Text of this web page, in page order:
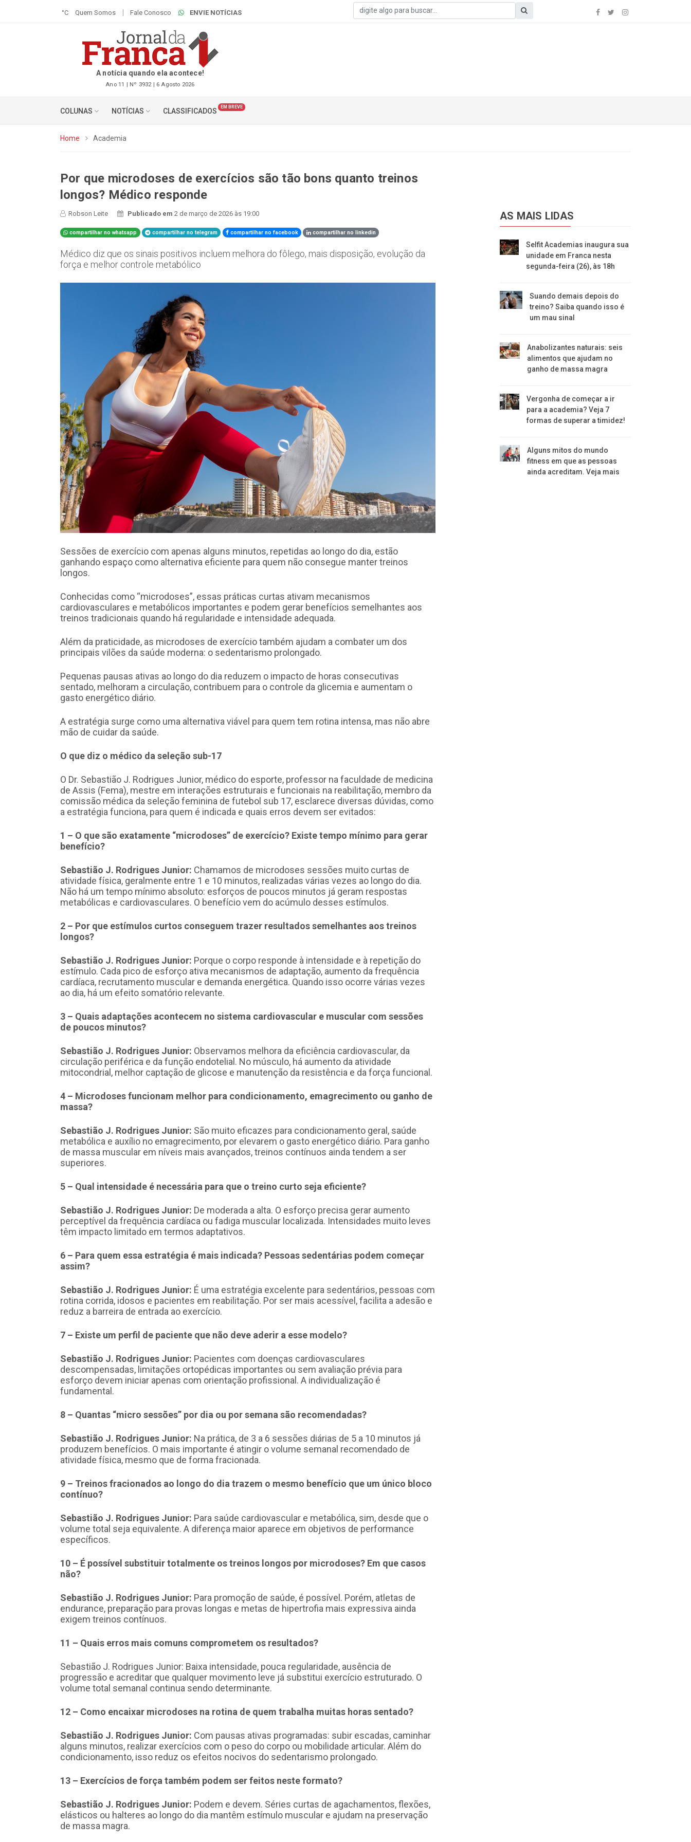
°C Quem Somos Fale Conosco ENVIE NOTÍCIAS
A notícia quando ela acontece!
Ano 11 | Nº 3932 | 6 Agosto 2026
COLUNAS NOTÍCIAS CLASSIFICADOS EM BREVE
Home Academia
Por que microdoses de exercícios são tão bons quanto treinos
longos? Médico responde
Robson Leite Publicado em2 de março de 2026 às 19:00
compartilhar no whatsapp compartilhar no telegram compartilhar no facebook compartilhar no linkedin
Médico diz que os sinais positivos incluem melhora do fôlego, mais disposição, evolução da
força e melhor controle metabólico
Sessões de exercício com apenas alguns minutos, repetidas ao longo do dia, estão
ganhando espaço como alternativa eficiente para quem não consegue manter treinos
longos.
Conhecidas como “microdoses”, essas práticas curtas ativam mecanismos
cardiovasculares e metabólicos importantes e podem gerar benefícios semelhantes aos
treinos tradicionais quando há regularidade e intensidade adequada.
Além da praticidade, as microdoses de exercício também ajudam a combater um dos
principais vilões da saúde moderna: o sedentarismo prolongado.
Pequenas pausas ativas ao longo do dia reduzem o impacto de horas consecutivas
sentado, melhoram a circulação, contribuem para o controle da glicemia e aumentam o
gasto energético diário.
A estratégia surge como uma alternativa viável para quem tem rotina intensa, mas não abre
mão de cuidar da saúde.
O que diz o médico da seleção sub-17
O Dr. Sebastião J. Rodrigues Junior, médico do esporte, professor na faculdade de medicina
de Assis (Fema), mestre em interações estruturais e funcionais na reabilitação, membro da
comissão médica da seleção feminina de futebol sub 17, esclarece diversas dúvidas, como
a estratégia funciona, para quem é indicada e quais erros devem ser evitados:
1 – O que são exatamente “microdoses” de exercício? Existe tempo mínimo para gerar
benefício?
Sebastião J. Rodrigues Junior: Chamamos de microdoses sessões muito curtas de
atividade física, geralmente entre 1 e 10 minutos, realizadas várias vezes ao longo do dia.
Não há um tempo mínimo absoluto: esforços de poucos minutos já geram respostas
metabólicas e cardiovasculares. O benefício vem do acúmulo desses estímulos.
2 – Por que estímulos curtos conseguem trazer resultados semelhantes aos treinos
longos?
Sebastião J. Rodrigues Junior: Porque o corpo responde à intensidade e à repetição do
estímulo. Cada pico de esforço ativa mecanismos de adaptação, aumento da frequência
cardíaca, recrutamento muscular e demanda energética. Quando isso ocorre várias vezes
ao dia, há um efeito somatório relevante.
3 – Quais adaptações acontecem no sistema cardiovascular e muscular com sessões
de poucos minutos?
Sebastião J. Rodrigues Junior: Observamos melhora da eficiência cardiovascular, da
circulação periférica e da função endotelial. No músculo, há aumento da atividade
mitocondrial, melhor captação de glicose e manutenção da resistência e da força funcional.
4 – Microdoses funcionam melhor para condicionamento, emagrecimento ou ganho de
massa?
Sebastião J. Rodrigues Junior: São muito eficazes para condicionamento geral, saúde
metabólica e auxílio no emagrecimento, por elevarem o gasto energético diário. Para ganho
de massa muscular em níveis mais avançados, treinos contínuos ainda tendem a ser
superiores.
5 – Qual intensidade é necessária para que o treino curto seja eficiente?
Sebastião J. Rodrigues Junior: De moderada a alta. O esforço precisa gerar aumento
perceptível da frequência cardíaca ou fadiga muscular localizada. Intensidades muito leves
têm impacto limitado em termos adaptativos.
6 – Para quem essa estratégia é mais indicada? Pessoas sedentárias podem começar
assim?
Sebastião J. Rodrigues Junior: É uma estratégia excelente para sedentários, pessoas com
rotina corrida, idosos e pacientes em reabilitação. Por ser mais acessível, facilita a adesão e
reduz a barreira de entrada ao exercício.
7 – Existe um perfil de paciente que não deve aderir a esse modelo?
Sebastião J. Rodrigues Junior: Pacientes com doenças cardiovasculares
descompensadas, limitações ortopédicas importantes ou sem avaliação prévia para
esforço devem iniciar apenas com orientação profissional. A individualização é
fundamental.
8 – Quantas “micro sessões” por dia ou por semana são recomendadas?
Sebastião J. Rodrigues Junior: Na prática, de 3 a 6 sessões diárias de 5 a 10 minutos já
produzem benefícios. O mais importante é atingir o volume semanal recomendado de
atividade física, mesmo que de forma fracionada.
9 – Treinos fracionados ao longo do dia trazem o mesmo benefício que um único bloco
contínuo?
Sebastião J. Rodrigues Junior: Para saúde cardiovascular e metabólica, sim, desde que o
volume total seja equivalente. A diferença maior aparece em objetivos de performance
específicos.
10 – É possível substituir totalmente os treinos longos por microdoses? Em que casos
não?
Sebastião J. Rodrigues Junior: Para promoção de saúde, é possível. Porém, atletas de
endurance, preparação para provas longas e metas de hipertrofia mais expressiva ainda
exigem treinos contínuos.
11 – Quais erros mais comuns comprometem os resultados?
Sebastião J. Rodrigues Junior: Baixa intensidade, pouca regularidade, ausência de
progressão e acreditar que qualquer movimento leve já substitui exercício estruturado. O
volume total semanal continua sendo determinante.
12 – Como encaixar microdoses na rotina de quem trabalha muitas horas sentado?
Sebastião J. Rodrigues Junior: Com pausas ativas programadas: subir escadas, caminhar
alguns minutos, realizar exercícios com o peso do corpo ou mobilidade articular. Além do
condicionamento, isso reduz os efeitos nocivos do sedentarismo prolongado.
13 – Exercícios de força também podem ser feitos neste formato?
Sebastião J. Rodrigues Junior: Podem e devem. Séries curtas de agachamentos, flexões,
elásticos ou halteres ao longo do dia mantêm estímulo muscular e ajudam na preservação
de massa magra.
AS MAIS LIDAS
Selfit Academias inaugura sua
unidade em Franca nesta
segunda-feira (26), às 18h
Suando demais depois do
treino? Saiba quando isso é
um mau sinal
Anabolizantes naturais: seis
alimentos que ajudam no
ganho de massa magra
Vergonha de começar a ir
para a academia? Veja 7
formas de superar a timidez!
Alguns mitos do mundo
fitness em que as pessoas
ainda acreditam. Veja mais